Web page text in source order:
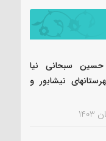
سبحانی نیا
نیشابور و